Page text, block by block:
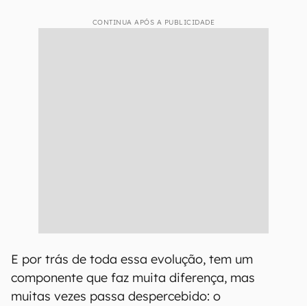
CONTINUA APÓS A PUBLICIDADE
E por trás de toda essa evolução, tem um
componente que faz muita diferença, mas
muitas vezes passa despercebido: o